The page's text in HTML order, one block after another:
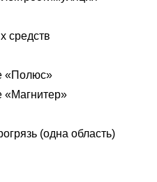
средств
«Полюс»
«Магнитер»
(одна область)